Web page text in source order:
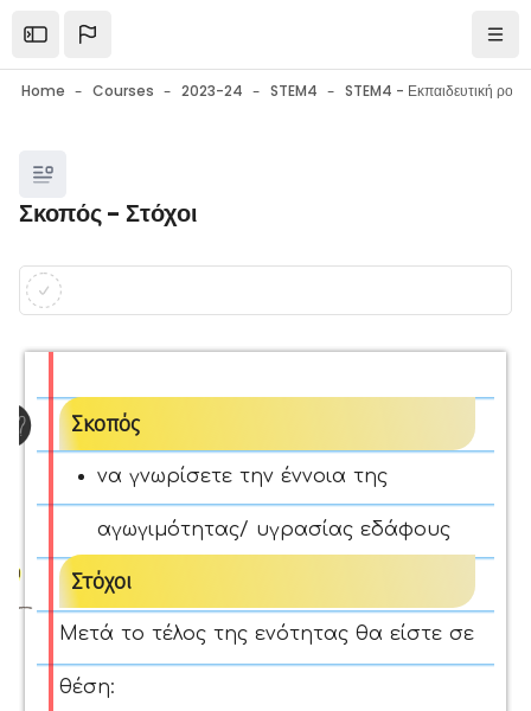
Open the sidebar
Home Courses 2023-24 STEM4
Blocks
Σκοπός - Στόχοι
Blocks
Completion requirements
Σκοπός
να γνωρίσετε την έννοια της
αγωγιμότητας/ υγρασίας εδάφους
Στόχοι
Μετά το τέλος της ενότητας θα είστε σε
θέση: